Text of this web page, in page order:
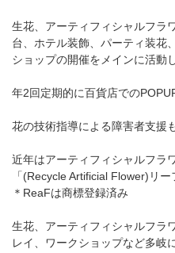
お問い合わせ
生花、アーティフィシャルフラ
台、ホテル装飾、パーティ装花
ショップの開催をメインに活動
年2回定期的に百貨店での
花の技術指導による障害者支援
近年はアーティフィシャルフラ
「(Recycle Artificial Flower)リ
＊ReaFは商標登録済み
生花、アーティフィシャルフラ
レイ、ワークショップなど多岐